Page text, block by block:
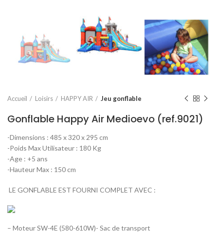
Accueil Loisirs HAPPY AIR Jeu gonflable
Gonflable Happy Air Medioevo (ref.9021)
-Dimensions : 485 x 320 x 295 cm
-Poids Max Utilisateur : 180 Kg
-Age : +5 ans
-Hauteur Max : 150 cm
LE GONFLABLE EST FOURNI COMPLET AVEC :
– Moteur SW-4E (580-610W)- Sac de transport